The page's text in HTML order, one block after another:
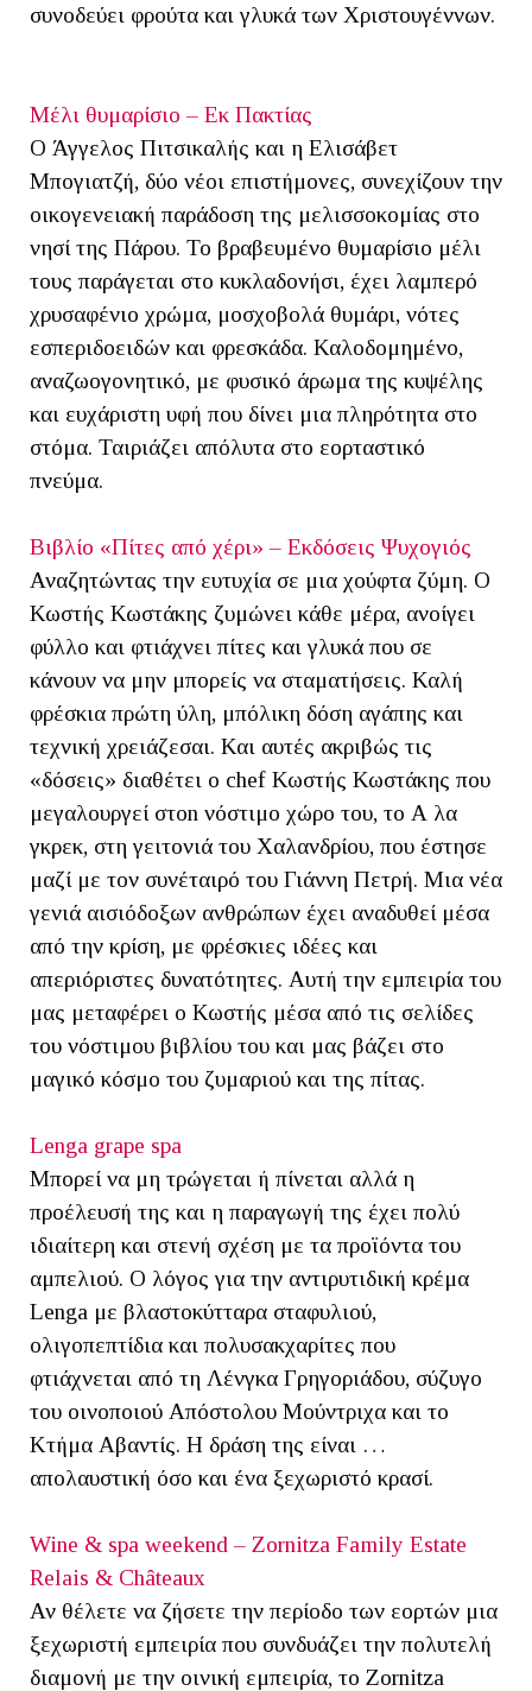
συνοδεύει φρούτα και γλυκά των Χριστουγέννων.
Μέλι θυμαρίσιο – Εκ Πακτίας
Ο Άγγελος Πιτσικαλής και η Ελισάβετ
Μπογιατζή, δύο νέοι επιστήμονες, συνεχίζουν την
οικογενειακή παράδοση της μελισσοκομίας στο
νησί της Πάρου. Το βραβευμένο θυμαρίσιο μέλι
τους παράγεται στο κυκλαδονήσι, έχει λαμπερό
χρυσαφένιο χρώμα, μοσχοβολά θυμάρι, νότες
εσπεριδοειδών και φρεσκάδα. Καλοδομημένο,
αναζωογονητικό, με φυσικό άρωμα της κυψέλης
και ευχάριστη υφή που δίνει μια πληρότητα στο
στόμα. Ταιριάζει απόλυτα στο εορταστικό
πνεύμα.
Βιβλίο «Πίτες από χέρι» – Εκδόσεις Ψυχογιός
Αναζητώντας την ευτυχία σε μια χούφτα ζύμη. Ο
Κωστής Κωστάκης ζυμώνει κάθε μέρα, ανοίγει
φύλλο και φτιάχνει πίτες και γλυκά που σε
κάνουν να μην μπορείς να σταματήσεις. Καλή
φρέσκια πρώτη ύλη, μπόλικη δόση αγάπης και
τεχνική χρειάζεσαι. Και αυτές ακριβώς τις
«δόσεις» διαθέτει ο chef Κωστής Κωστάκης που
μεγαλουργεί στοn νόστιμο χώρο του, το Α λα
γκρεκ, στη γειτονιά του Χαλανδρίου, που έστησε
μαζί με τον συνέταιρό του Γιάννη Πετρή. Μια νέα
γενιά αισιόδοξων ανθρώπων έχει αναδυθεί μέσα
από την κρίση, με φρέσκιες ιδέες και
απεριόριστες δυνατότητες. Αυτή την εμπειρία του
μας μεταφέρει ο Κωστής μέσα από τις σελίδες
του νόστιμου βιβλίου του και μας βάζει στο
μαγικό κόσμο του ζυμαριού και της πίτας.
Lenga grape spa
Μπορεί να μη τρώγεται ή πίνεται αλλά η
προέλευσή της και η παραγωγή της έχει πολύ
ιδιαίτερη και στενή σχέση με τα προϊόντα του
αμπελιού. Ο λόγος για την αντιρυτιδική κρέμα
Lenga με βλαστοκύτταρα σταφυλιού,
ολιγοπεπτίδια και πολυσακχαρίτες που
φτιάχνεται από τη Λένγκα Γρηγοριάδου, σύζυγο
του οινοποιού Απόστολου Μούντριχα και το
Κτήμα Αβαντίς. Η δράση της είναι …
απολαυστική όσο και ένα ξεχωριστό κρασί.
Wine & spa weekend – Zornitza Family Estate
Relais & Châteaux
Αν θέλετε να ζήσετε την περίοδο των εορτών μια
ξεχωριστή εμπειρία που συνδυάζει την πολυτελή
διαμονή με την οινική εμπειρία, το Zornitza